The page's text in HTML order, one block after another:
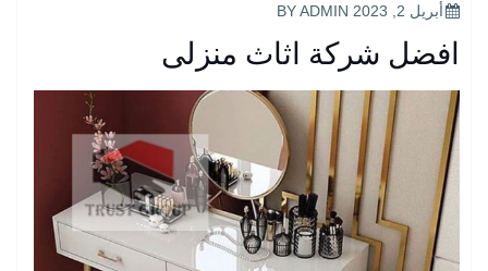
POSTED
أبريل 2, 2023 ADMIN
افضل شركة اثاث منزلى